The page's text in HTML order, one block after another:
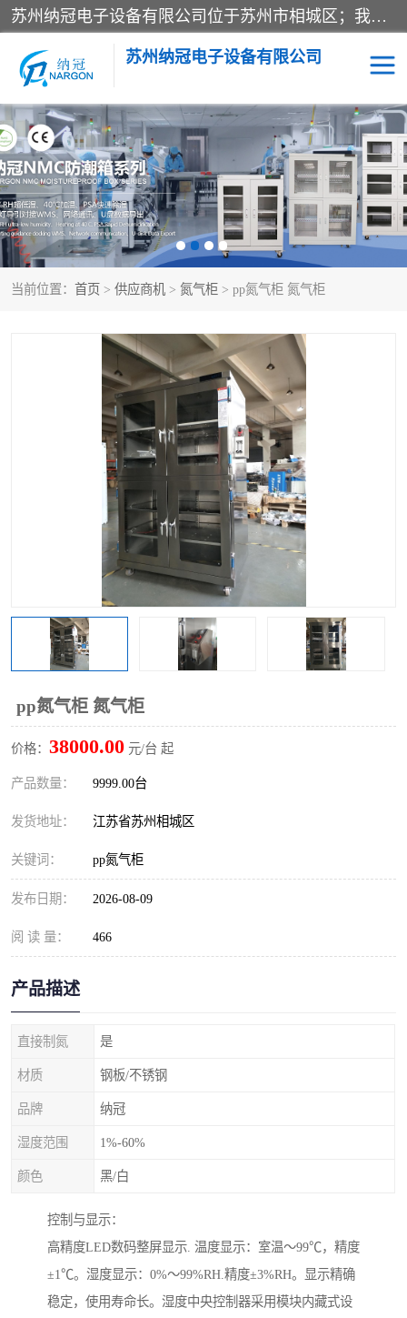
苏州纳冠电子设备有限公司位于苏州市相城区；我司依托国外先进技术结合国内用户的需求，为客户提供具有WMS功能的超低湿快速除湿电子防潮，压缩空气连续干燥柜、智能物料管理氮气储物柜、自制氮氮气柜、防潮氮气组合柜、不锈钢洁净氮气柜、洁净储物柜、石墨舟柜、亮灯导引丝网板存储柜、PCB柔性板气密干燥柜等
苏州纳冠电子设备有限公司
当前位置： 首页 > 供应商机 > 氮气柜 > pp氮气柜 氮气柜
pp氮气柜 氮气柜
价格： 38000.00 元/台 起
产品数量： 9999.00台
发货地址： 江苏省苏州相城区
关键词： pp氮气柜
发布日期： 2026-08-09
阅 读 量： 466
产品描述
直接制氮 是
材质 钢板/不锈钢
品牌 纳冠
湿度范围 1%-60%
颜色 黑/白
控制与显示：
高精度LED数码整屏显示. 温度显示：室温～99℃，精度
±1℃。湿度显示：0%～99%RH.精度±3%RH。显示精确
稳定，使用寿命长。湿度中央控制器采用模块内藏式设
电子防潮箱 氮气柜
智能料架 干燥箱